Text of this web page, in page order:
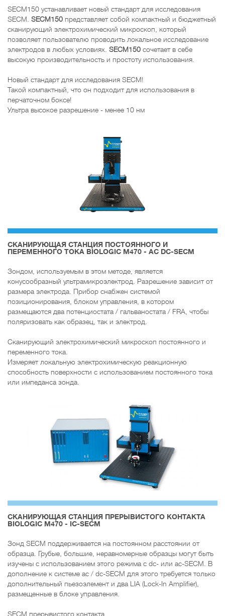
SECM150 устанавливает новый стандарт для исследования
SECM. SECM150 представляет собой компактный и бюджетный
сканирующий электрохимический микроскоп, который
позволяет пользователю проводить локальное исследование
электродов в любых условиях. SECM150 сочетает в себе
высокую производительность и простоту использования.
Новый стандарт для исследования SECM!
Такой компактный, что он подходит для использования в
перчаточном боксе!
Ультра высокое разрешение - менее 10 нм
CКАНИРУЮЩАЯ СТАНЦИЯ ПОСТОЯННОГО И
ПЕРЕМЕННОГО ТОКА BIOLOGIC M470 - AC DC-SECM
Зондом, используемым в этом методе, является
конусообразный ультрамикроэлектрод. Разрешение зависит от
размера электрода. Прибор снабжен системой
позиционирования, блоком управления, в котором
размещаются два потенциостата / гальваностата / FRA, чтобы
поляризовать как образец, так и электрод.
Сканирующий электрохимический микроскоп постоянного и
переменного тока.
Измеряет локальную электрохимическую реакционную
способность поверхности с использованием постоянного тока
или импеданса зонда.
CКАНИРУЮЩАЯ СТАНЦИЯ ПРЕРЫВИСТОГО КОНТАКТА
BIOLOGIC M470 - IC-SECM
Зонд SECM поддерживается на постоянном расстоянии от
образца. Грубые, большие, неравномерные образцы могут быть
изучены с использованием этого режима с dc- или ac-SECM. В
дополнение к системе ac / dc-SECM для этого требуется только
дополнительный пьезоэлемент и два LIA (Lock-In Amplifier),
размещенные в блоке управления.
SECM прерывистого контакта.